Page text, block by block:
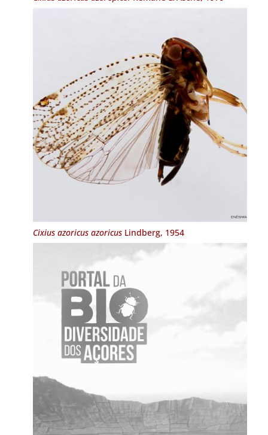
Cixius azoricus azoricusLindberg, 1954